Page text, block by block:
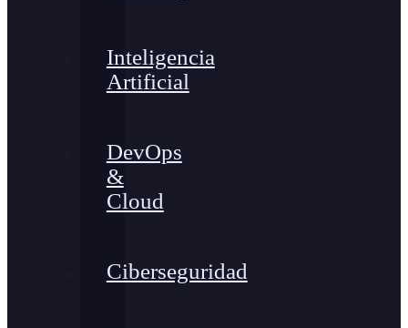
Inteligencia
Artificial
DevOps
&
Cloud
Ciberseguridad